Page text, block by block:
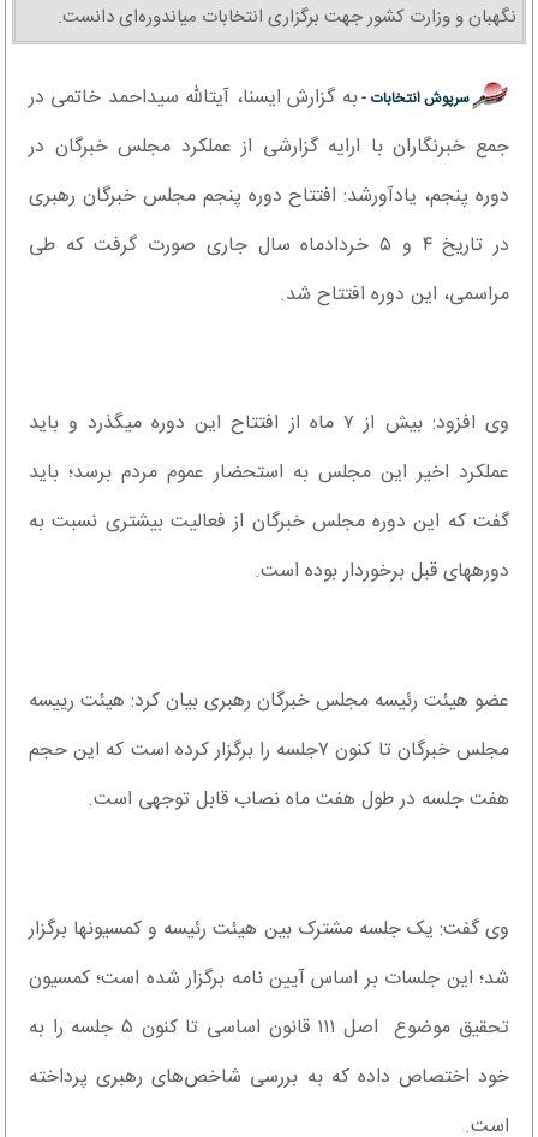
نگهبان و وزارت کشور جهت برگزاری انتخابات میاندوره‌ای دانست.
سرپوش انتخابات -
به گزارش ایسنا، آیت‎الله سیداحمد خاتمی در
جمع خبرنگاران با ارایه گزارشی از عملکرد مجلس خبرگان در
دوره پنجم، یادآورشد: افتتاح دوره پنجم مجلس خبرگان رهبری
در تاریخ ۴ و ۵ خردادماه سال جاری صورت گرفت که طی
مراسمی، این دوره افتتاح شد.
وی افزود: بیش از ۷ ماه از افتتاح این دوره می‎گذرد و باید
عملکرد اخیر این مجلس به استحضار عموم مردم برسد؛ باید
گفت که این دوره مجلس خبرگان از فعالیت بیشتری نسبت به
دوره‎های قبل برخوردار بوده است.
عضو هیئت رئیسه مجلس خبرگان رهبری بیان کرد: هیئت رییسه
مجلس خبرگان تا کنون ۷جلسه را برگزار کرده است که این حجم
هفت جلسه در طول هفت ماه نصاب قابل توجهی است.
وی گفت: یک جلسه مشترک بین هیئت رئیسه و کمسیون‎ها برگزار
شد؛ این جلسات بر اساس آیین نامه برگزار شده است؛ کمسیون
تحقیق موضوع اصل ۱۱۱ قانون اساسی تا کنون ۵ جلسه را به
خود اختصاص داده که به بررسی شاخص‏‌های رهبری پرداخته
است.